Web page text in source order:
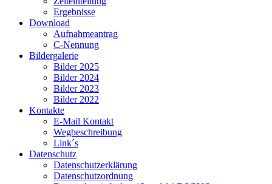
Ergebnisse
Download
Aufnahmeantrag
C-Nennung
Bildergalerie
Bilder 2025
Bilder 2024
Bilder 2023
Bilder 2022
Kontakte
E-Mail Kontakt
Wegbeschreibung
Link´s
Datenschutz
Datenschutzerklärung
Datenschutzordnung